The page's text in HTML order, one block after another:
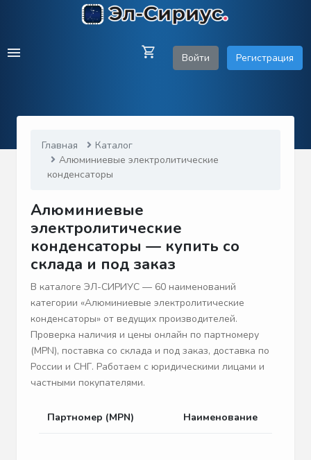
Войти Регистрация
Главная
Каталог
Алюминиевые электролитические
конденсаторы
Алюминиевые
электролитические
конденсаторы — купить со
склада и под заказ
В каталоге ЭЛ-СИРИУС — 60 наименований
категории «Алюминиевые электролитические
конденсаторы» от ведущих производителей.
Проверка наличия и цены онлайн по партномеру
(MPN), поставка со склада и под заказ, доставка по
России и СНГ. Работаем с юридическими лицами и
частными покупателями.
Партномер (MPN) Наименование